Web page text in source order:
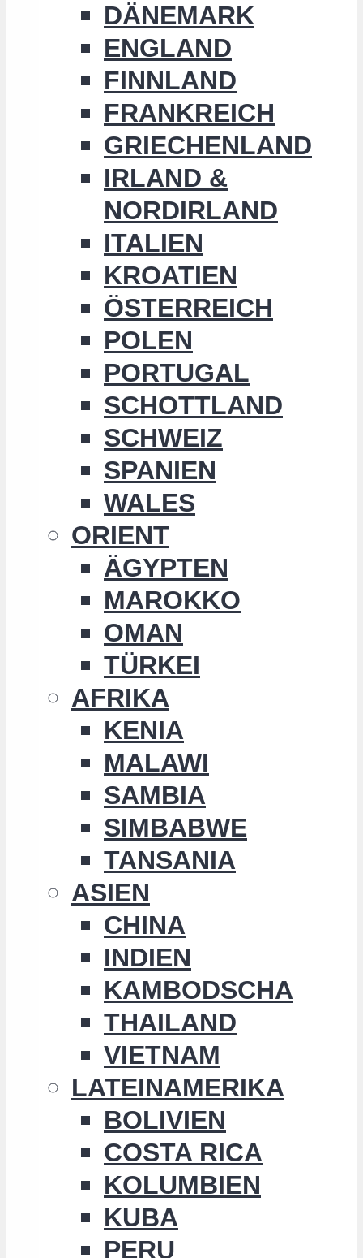
DÄNEMARK
ENGLAND
FINNLAND
FRANKREICH
GRIECHENLAND
IRLAND &
NORDIRLAND
ITALIEN
KROATIEN
ÖSTERREICH
POLEN
PORTUGAL
SCHOTTLAND
SCHWEIZ
SPANIEN
WALES
ORIENT
ÄGYPTEN
MAROKKO
OMAN
TÜRKEI
AFRIKA
KENIA
MALAWI
SAMBIA
SIMBABWE
TANSANIA
ASIEN
CHINA
INDIEN
KAMBODSCHA
THAILAND
VIETNAM
LATEINAMERIKA
BOLIVIEN
COSTA RICA
KOLUMBIEN
KUBA
PERU